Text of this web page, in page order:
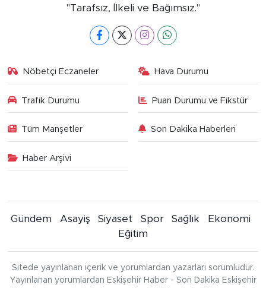
"Tarafsız, İlkeli ve Bağımsız."
Nöbetçi Eczaneler Hava Durumu
Trafik Durumu Puan Durumu ve Fikstür
Tüm Manşetler Son Dakika Haberleri
Haber Arşivi
Gündem Asayiş Siyaset Spor Sağlık
Ekonomi
Eğitim
Sitede yayınlanan içerik ve yorumlardan yazarları sorumludur.
Yayınlanan yorumlardan Eskişehir Haber - Son Dakika Eskişehir